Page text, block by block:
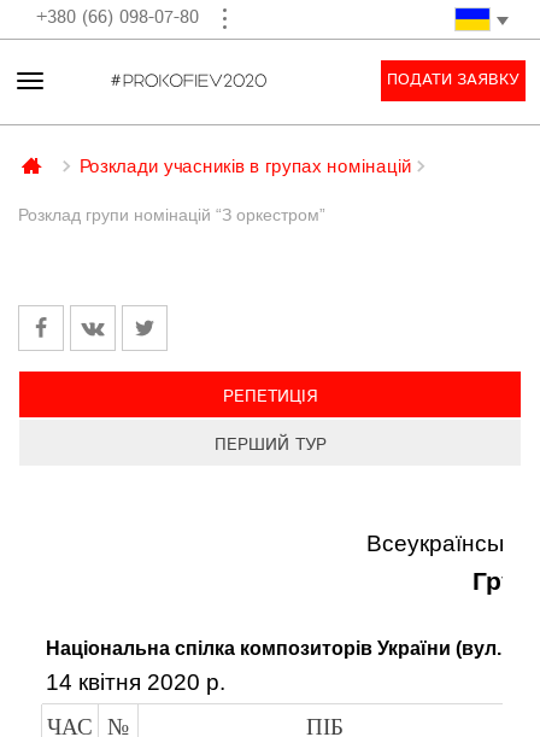
+380 (66) 098-07-80
ПОДАТИ ЗАЯВКУ
Розклади учасників в групах номінацій
Розклад групи номiнацiй “З оркестром”
РЕПЕТИЦІЯ
ПЕРШИЙ ТУР